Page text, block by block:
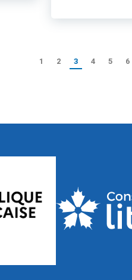
1 2 3 4 5 6